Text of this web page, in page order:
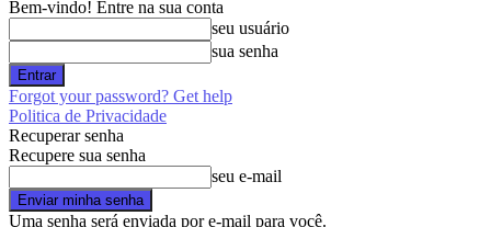
Bem-vindo! Entre na sua conta
seu usuário
sua senha
Forgot your password? Get help
Politica de Privacidade
Recuperar senha
Recupere sua senha
seu e-mail
Uma senha será enviada por e-mail para você.